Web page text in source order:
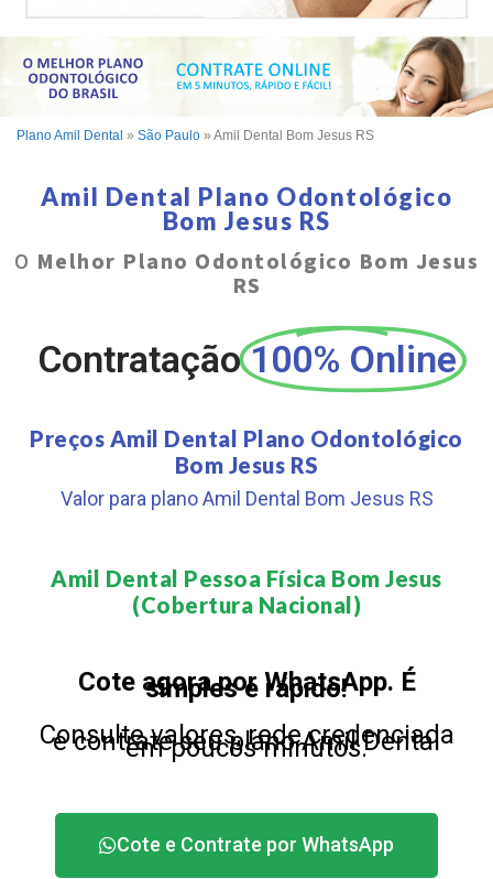
Plano Amil Dental » São Paulo » Amil Dental Bom Jesus RS
Amil Dental Plano Odontológico
Bom Jesus RS
O Melhor Plano Odontológico Bom Jesus
RS
Contratação 100% Online
Preços Amil Dental Plano Odontológico
Bom Jesus RS
Valor para plano Amil Dental Bom Jesus RS
Amil Dental Pessoa Física Bom Jesus
(Cobertura Nacional)​
Cote agora por WhatsApp. É
simples e rápido!
Consulte valores, rede credenciada
e contrate seu plano Amil Dental
em poucos minutos.
Cote e Contrate por WhatsApp